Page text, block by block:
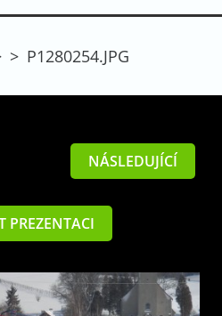
> P1280254.JPG
NÁSLEDUJÍCÍ
PREZENTACI